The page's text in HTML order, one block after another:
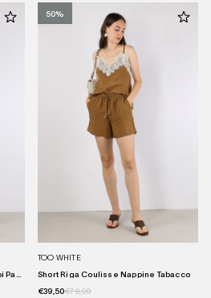
50%
TOO WHITE
Short Riga Coulisse Nappine Tabacco
€39,50€79,00